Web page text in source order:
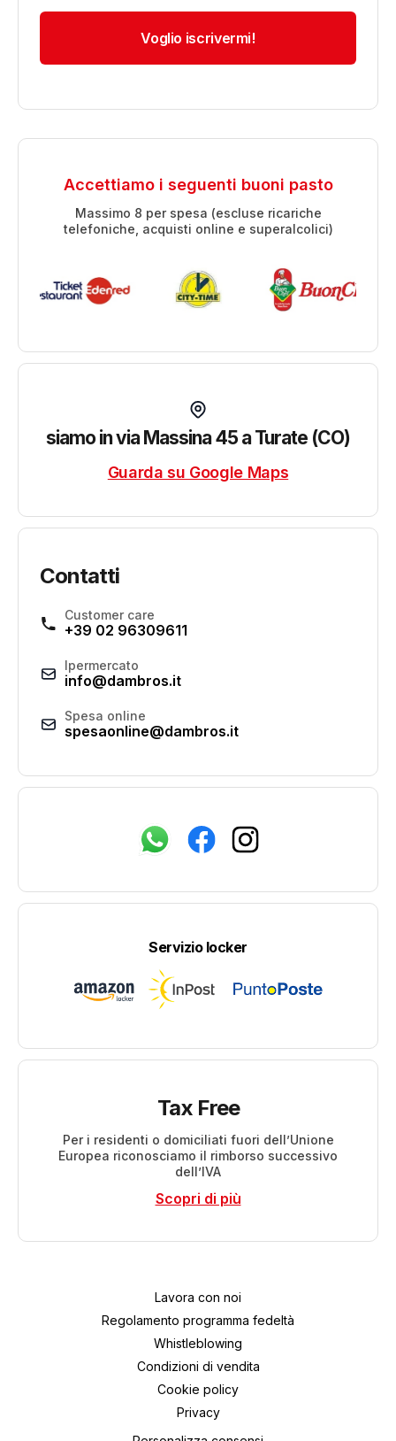
Accettiamo i seguenti buoni pasto
Massimo 8 per spesa (escluse ricariche
telefoniche, acquisti online e superalcolici)
siamo in via Massina 45 a Turate (CO)
Guarda su Google Maps
Contatti
Customer care
+39 02 96309611
Ipermercato
info@dambros.it
Spesa online
spesaonline@dambros.it
Servizio locker
Tax Free
Per i residenti o domiciliati fuori dell’Unione
Europea riconosciamo il rimborso successivo
dell’IVA
Scopri di più
Lavora con noi
Regolamento programma fedeltà
Whistleblowing
Condizioni di vendita
Cookie policy
Privacy